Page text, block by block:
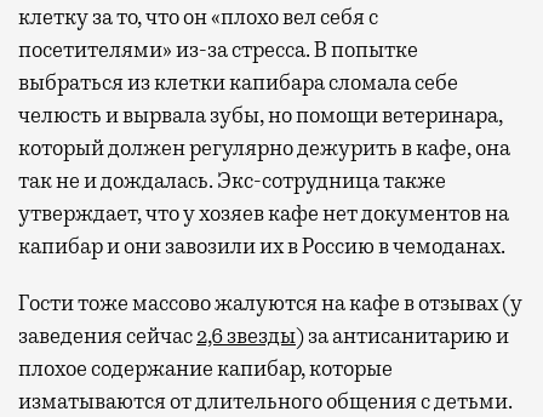
клетку за то, что он «плохо вел себя с
посетителями» из-за стресса. В попытке
выбраться из клетки капибара сломала себе
челюсть и вырвала зубы, но помощи ветеринара,
который должен регулярно дежурить в кафе, она
так не и дождалась. Экс-сотрудница также
утверждает, что у хозяев кафе нет документов на
капибар и они завозили их в Россию в чемоданах.
Гости тоже массово жалуются на кафе в отзывах (у
заведения сейчас2,6 звезды) за антисанитарию и
плохое содержание капибар, которые
изматываются от длительного общения с детьми.